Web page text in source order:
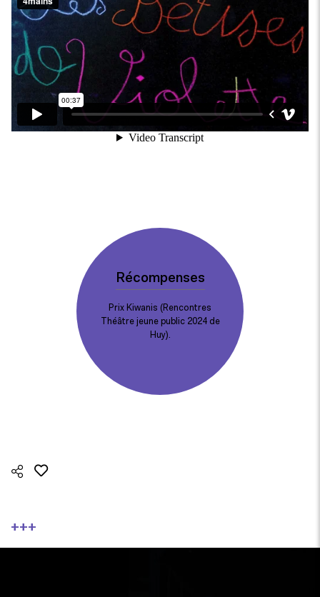
Récompenses
Prix Kiwanis (Rencontres
Théâtre jeune public 2024 de
Huy).
+++